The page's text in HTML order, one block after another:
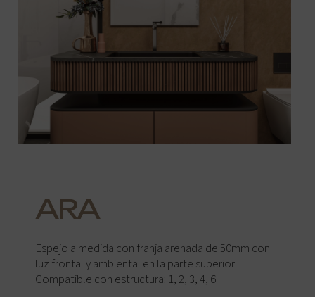
ARA
Espejo a medida con franja arenada de 50mm con
luz frontal y ambiental en la parte superior
Compatible con estructura: 1, 2, 3, 4, 6